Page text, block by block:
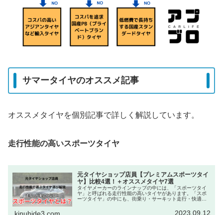
サマータイヤのオススメ記事
オススメタイヤを個別記事で詳しく解説しています。
走行性能の高いスポーツタイヤ
元タイヤショップ店員【プレミアムスポーツタイ
ヤ】比較4選！＋オススメタイヤ7選
タイヤメーカーのラインナップの中には、「スポーツタイ
ヤ」と呼ばれる走行性能の高いタイヤがあります。「スポ
ーツタイヤ」の中にも、街乗り・サーキット走行・快適性
2023.09.12